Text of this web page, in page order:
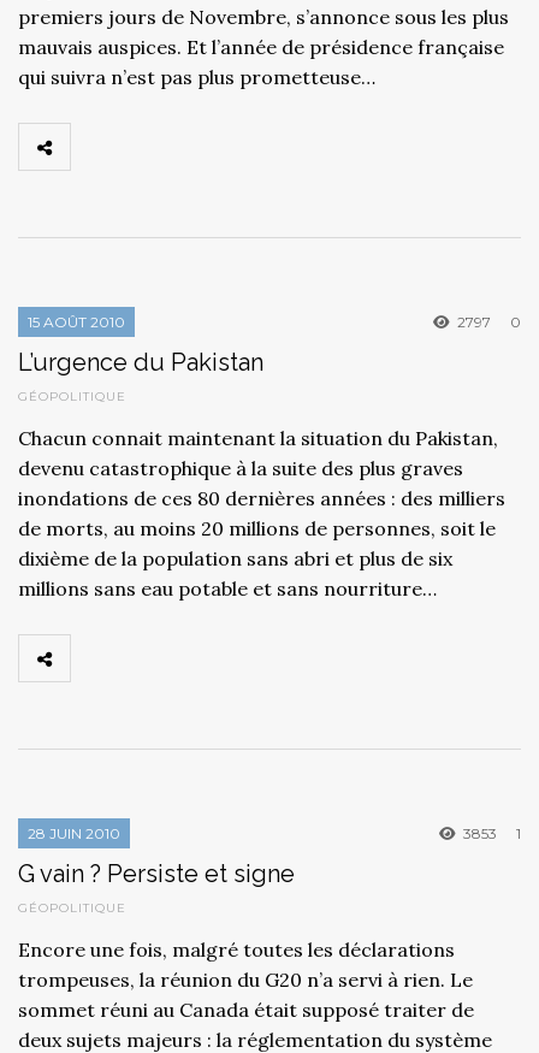
premiers jours de Novembre, s’annonce sous les plus
mauvais auspices. Et l’année de présidence française
qui suivra n’est pas plus prometteuse…
15 AOÛT 2010 2797 0
L’urgence du Pakistan
GÉOPOLITIQUE
Chacun connait maintenant la situation du Pakistan,
devenu catastrophique à la suite des plus graves
inondations de ces 80 dernières années : des milliers
de morts, au moins 20 millions de personnes, soit le
dixième de la population sans abri et plus de six
millions sans eau potable et sans nourriture…
28 JUIN 2010 3853 1
G vain ? Persiste et signe
GÉOPOLITIQUE
Encore une fois, malgré toutes les déclarations
trompeuses, la réunion du G20 n’a servi à rien. Le
sommet réuni au Canada était supposé traiter de
deux sujets majeurs : la réglementation du système